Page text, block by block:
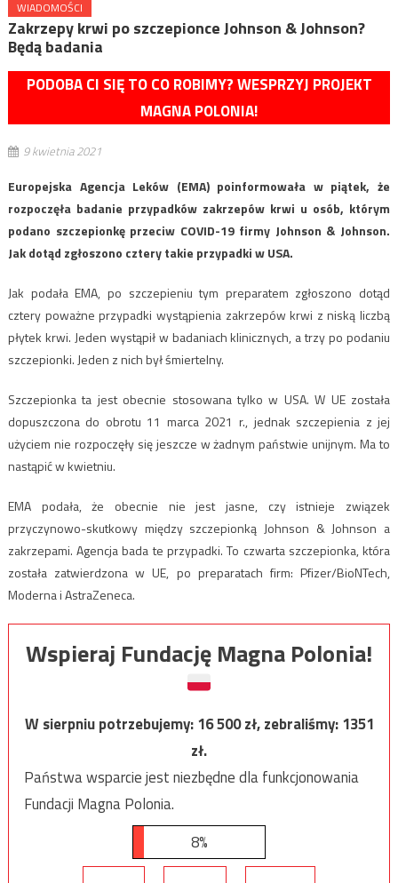
WIADOMOŚCI
Zakrzepy krwi po szczepionce Johnson & Johnson?
Będą badania
PODOBA CI SIĘ TO CO ROBIMY? WESPRZYJ PROJEKT
MAGNA POLONIA!
9 kwietnia 2021
Europejska Agencja Leków (EMA) poinformowała w piątek, że
rozpoczęła badanie przypadków zakrzepów krwi u osób, którym
podano szczepionkę przeciw COVID-19 firmy Johnson & Johnson.
Jak dotąd zgłoszono cztery takie przypadki w USA.
Jak podała EMA, po szczepieniu tym preparatem zgłoszono dotąd
cztery poważne przypadki wystąpienia zakrzepów krwi z niską liczbą
płytek krwi. Jeden wystąpił w badaniach klinicznych, a trzy po podaniu
szczepionki. Jeden z nich był śmiertelny.
Szczepionka ta jest obecnie stosowana tylko w USA. W UE została
dopuszczona do obrotu 11 marca 2021 r., jednak szczepienia z jej
użyciem nie rozpoczęły się jeszcze w żadnym państwie unijnym. Ma to
nastąpić w kwietniu.
EMA podała, że obecnie nie jest jasne, czy istnieje związek
przyczynowo-skutkowy między szczepionką Johnson & Johnson a
zakrzepami. Agencja bada te przypadki. To czwarta szczepionka, która
została zatwierdzona w UE, po preparatach firm: Pfizer/BioNTech,
Moderna i AstraZeneca.
Wspieraj Fundację Magna Polonia!
W sierpniu potrzebujemy:16 500zł, zebraliśmy:1351
zł.
Państwa wsparcie jest niezbędne dla funkcjonowania
Fundacji Magna Polonia.
8%